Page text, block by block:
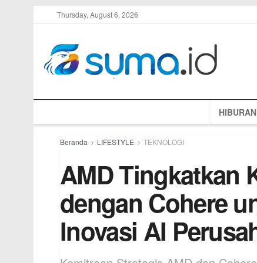
Thursday, August 6, 2026
HIBURAN
Beranda LIFESTYLE TEKNOLOGI
AMD Tingkatkan
dengan Cohere
Inovasi AI